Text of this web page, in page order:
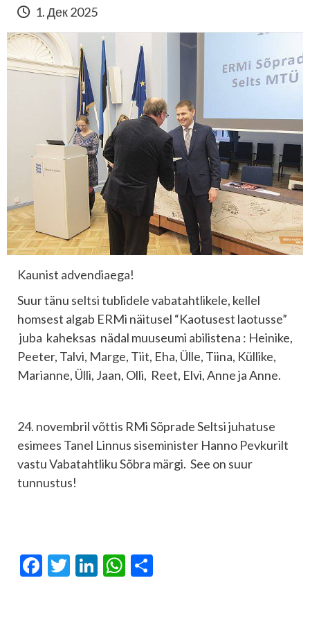
1. Дек 2025
Kaunist advendiaega!
Suur tänu seltsi tublidele vabatahtlikele, kellel
homsest algab ERMi näitusel “Kaotusest laotusse”
juba kaheksas nädal muuseumi abilistena : Heinike,
Peeter, Talvi, Marge, Tiit, Eha, Ülle, Tiina, Küllike,
Marianne, Ülli, Jaan, Olli, Reet, Elvi, Anne ja Anne.
24. novembril võttis RMi Sõprade Seltsi juhatuse
esimees Tanel Linnus siseminister Hanno Pevkurilt
vastu Vabatahtliku Sõbra märgi. See on suur
tunnustus!
Facebook
Twitter
LinkedIn
WhatsApp